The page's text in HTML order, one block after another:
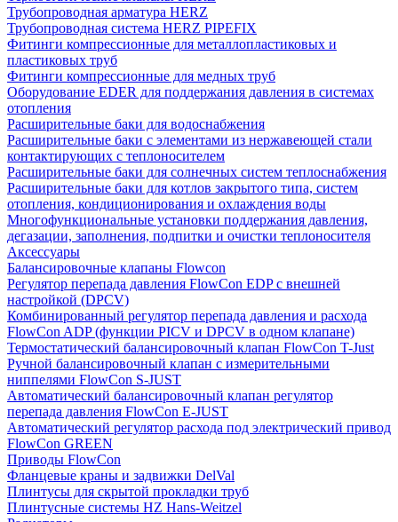
Трубопроводная арматура HERZ
Трубопроводная система HERZ PIPEFIX
Фитинги компрессионные для металлопластиковых и
пластиковых труб
Фитинги компрессионные для медных труб
Оборудование EDER для поддержания давления в системах
отопления
Расширительные баки для водоснабжения
Расширительные баки с элементами из нержавеющей стали
контактирующих с теплоносителем
Расширительные баки для солнечных систем теплоснабжения
Расширительные баки для котлов закрытого типа, систем
отопления, кондиционирования и охлаждения воды
Многофункциональные установки поддержания давления,
дегазации, заполнения, подпитки и очистки теплоносителя
Аксессуары
Балансировочные клапаны Flowcon
Регулятор перепада давления FlowСon EDP с внешней
настройкой (DPCV)
Комбинированный регулятор перепада давления и расхода
FlowСon ADP (функции PICV и DPCV в одном клапане)
Термостатический балансировочный клапан FlowСon T-Just
Ручной балансировочный клапан с измерительными
ниппелями FlowСon S-JUST
Автоматический балансировочный клапан регулятор
перепада давления FlowСon E-JUST
Автоматический регулятор расхода под электрический привод
FlowСon GREEN
Приводы FlowCon
Фланцевые краны и задвижки DelVal
Плинтусы для скрытой прокладки труб
Плинтусные системы HZ Hans-Weitzel